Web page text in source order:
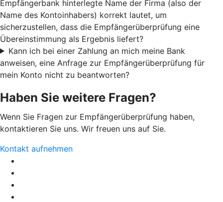
Empfängerbank hinterlegte Name der Firma (also der
Name des Kontoinhabers) korrekt lautet, um
sicherzustellen, dass die Empfängerüberprüfung eine
Übereinstimmung als Ergebnis liefert?
Kann ich bei einer Zahlung an mich meine Bank
anweisen, eine Anfrage zur Empfängerüberprüfung für
mein Konto nicht zu beantworten?
Haben Sie weitere Fragen?
Wenn Sie Fragen zur Empfängerüberprüfung haben,
kontaktieren Sie uns. Wir freuen uns auf Sie.
Kontakt aufnehmen